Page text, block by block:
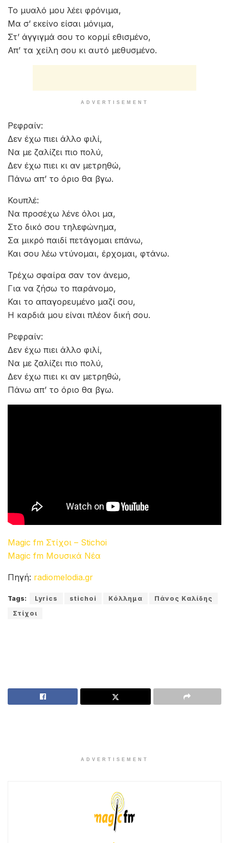
Το μυαλό μου λέει φρόνιμα,
Μα σ’ εκείνο είσαι μόνιμα,
Στ’ άγγιγμά σου το κορμί εθισμένο,
Απ’ τα χείλη σου κι αυτό μεθυσμένο.
ADVERTISEMENT
Ρεφραίν:
Δεν έχω πιει άλλο φιλί,
Να με ζαλίζει πιο πολύ,
Δεν έχω πιει κι αν μετρηθώ,
Πάνω απ’ το όριο θα βγω.
Κουπλέ:
Να προσέχω λένε όλοι μα,
Στο δικό σου τηλεφώνημα,
Σα μικρό παιδί πετάγομαι επάνω,
Και σου λέω ντύνομαι, έρχομαι, φτάνω.
Τρέχω σφαίρα σαν τον άνεμο,
Για να ζήσω το παράνομο,
Και το απαγορευμένο μαζί σου,
Η καρδιά μου είναι πλέον δική σου.
Ρεφραίν:
Δεν έχω πιει άλλο φιλί,
Να με ζαλίζει πιο πολύ,
Δεν έχω πιει κι αν μετρηθώ,
Πάνω απ’ το όριο θα βγω.
Magic fm Στίχοι – Stichoi
Magic fm Μουσικά Νέα
Πηγή: radiomelodia.gr
Tags: Lyrics stichoi Κόλλημα
Πάνος Καλίδης
Στίχοι
ADVERTISEMENT